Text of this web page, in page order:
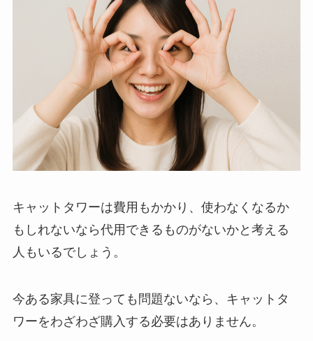
キャットタワーは費用もかかり、使わなくなるか
もしれないなら代用できるものがないかと考える
人もいるでしょう。
今ある家具に登っても問題ないなら、キャットタ
ワーをわざわざ購入する必要はありません。